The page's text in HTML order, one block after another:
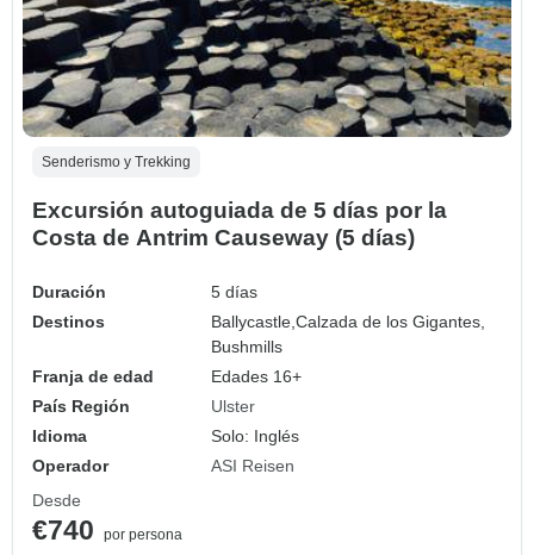
Senderismo y Trekking
Excursión autoguiada de 5 días por la
Costa de Antrim Causeway (5 días)
Duración
5 días
Destinos
Ballycastle,Calzada de los Gigantes,
Bushmills
Franja de edad
Edades 16+
País Región
Ulster
Idioma
Solo: Inglés
Operador
ASI Reisen
Desde
€740
por persona